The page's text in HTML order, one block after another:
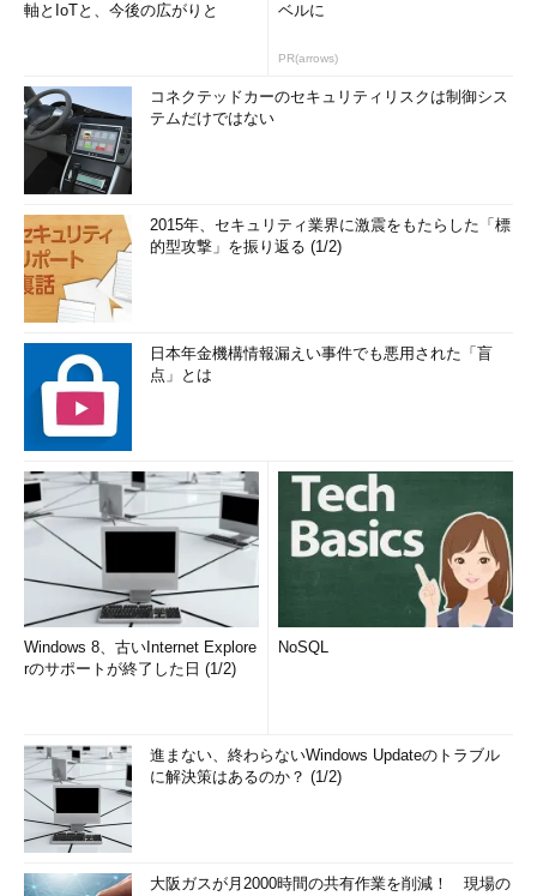
軸とIoTと、今後の広がりと
ベルに
PR(arrows)
コネクテッドカーのセキュリティリスクは制御シス
テムだけではない
2015年、セキュリティ業界に激震をもたらした「標
的型攻撃」を振り返る (1/2)
日本年金機構情報漏えい事件でも悪用された「盲
点」とは
Windows 8、古いInternet Explore
rのサポートが終了した日 (1/2)
NoSQL
進まない、終わらないWindows Updateのトラブル
に解決策はあるのか？ (1/2)
大阪ガスが月2000時間の共有作業を削減！ 現場の